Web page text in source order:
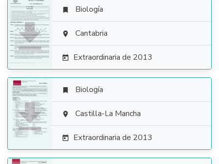

 Biología
 Cantabria
 Extraordinaria de 2013

 Biología
 Castilla-La Mancha
 Extraordinaria de 2013